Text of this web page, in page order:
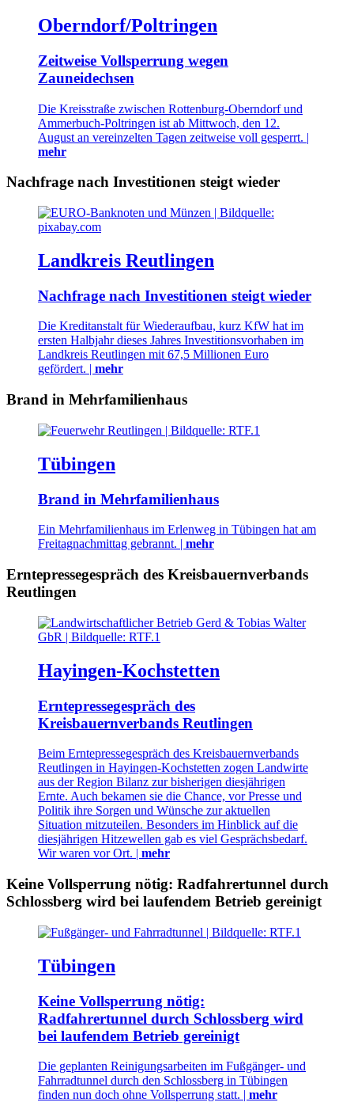
Oberndorf/Poltringen
Zeitweise Vollsperrung wegen
Zauneidechsen
Die Kreisstraße zwischen Rottenburg-Oberndorf und
Ammerbuch-Poltringen ist ab Mittwoch, den 12.
August an vereinzelten Tagen zeitweise voll gesperrt. |
mehr
Nachfrage nach Investitionen steigt wieder
Landkreis Reutlingen
Nachfrage nach Investitionen steigt wieder
Die Kreditanstalt für Wiederaufbau, kurz KfW hat im
ersten Halbjahr dieses Jahres Investitionsvorhaben im
Landkreis Reutlingen mit 67,5 Millionen Euro
gefördert. | mehr
Brand in Mehrfamilienhaus
Tübingen
Brand in Mehrfamilienhaus
Ein Mehrfamilienhaus im Erlenweg in Tübingen hat am
Freitagnachmittag gebrannt. | mehr
Erntepressegespräch des Kreisbauernverbands
Reutlingen
Hayingen-Kochstetten
Erntepressegespräch des
Kreisbauernverbands Reutlingen
Beim Erntepressegespräch des Kreisbauernverbands
Reutlingen in Hayingen-Kochstetten zogen Landwirte
aus der Region Bilanz zur bisherigen diesjährigen
Ernte. Auch bekamen sie die Chance, vor Presse und
Politik ihre Sorgen und Wünsche zur aktuellen
Situation mitzuteilen. Besonders im Hinblick auf die
diesjährigen Hitzewellen gab es viel Gesprächsbedarf.
Wir waren vor Ort. | mehr
Keine Vollsperrung nötig: Radfahrertunnel durch
Schlossberg wird bei laufendem Betrieb gereinigt
Tübingen
Keine Vollsperrung nötig:
Radfahrertunnel durch Schlossberg wird
bei laufendem Betrieb gereinigt
Die geplanten Reinigungsarbeiten im Fußgänger- und
Fahrradtunnel durch den Schlossberg in Tübingen
finden nun doch ohne Vollsperrung statt. | mehr